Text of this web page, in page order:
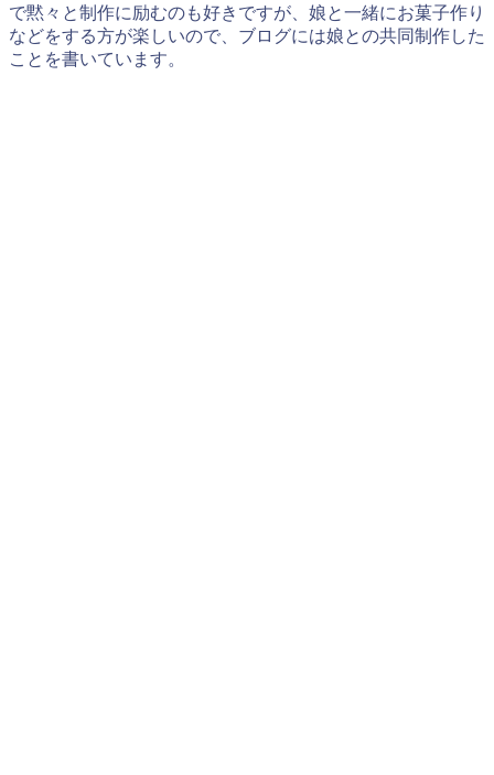
で黙々と制作に励むのも好きですが、娘と一緒にお菓子作り
などをする方が楽しいので、ブログには娘との共同制作した
ことを書いています。